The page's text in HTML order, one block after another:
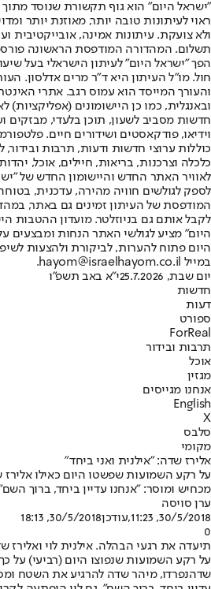
"ישראל היום" הוא גוף תקשורת שנוסד
ראוי לעיתונות טובה יותר, מאוזנת יותר
ולא צועקת. עיתונות אמינה, אובייקטיבית
הפך "ישראל היום" לעיתון הישראלי בעל
חול. מו"ל העיתון היא ד"ר מרים אדלסון.
והעורך המייסד הוא עמוס רגב. אתרי
חדשות מסביב לשעון, תוכן בלעדי, מבזקים
וידיאו, פודקאסטים ושידורים חיים.
כוללות ערוצי חדשות ודעות, תרבות ובידור,
לאוויר האתר החדש והיישומון החדש של
לספק לגולשים חוויה מהירה, עדכנית,
המודפסת של העיתון זמינים גם באתר,
לקבל אותם גם בניוזלטר. מועדון ההטבות
היום" מציע לגולשי האתר הנחות ומבצעים
היום פתוח להערות, לביקורת ולהצעות
במייל hayom@israelhayom.co.il.
יום שבת, 25.7.2026
י"א באב תשפ"ו
חדשות
דעות
ספורט
ForReal
תרבות ובידור
אוכל
מגזין
אנחנו מגייסים
English
X
סלבס
מקומי
אלירז שדה: "אילנית ואני ביחד"
על רקע השמועות שפשטו היום כאילו אלירז
מכחיש ומוסר: "אנחנו עדיין ביחד, ברוך
ערן סויסה
30/5/2018, 11:23
,עודכן30/5/2018, 18:13
0
תיעדה את רגעי הבהלה. אילנית לוי ואלירז
על רקע השמועות שנפוצו היום (רביעי) על כך
שדהנפרדו, מיהר שדה להרגיע את השטח